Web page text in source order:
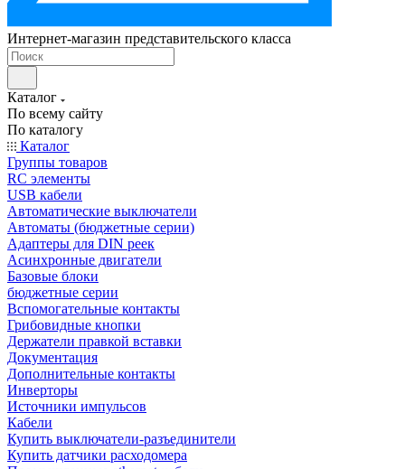
Интернет-магазин представительского класса
Каталог
По всему сайту
По каталогу
Каталог
Группы товаров
RC элементы
USB кабели
Автоматические выключатели
Автоматы (бюджетные серии)
Адаптеры для DIN реек
Асинхронные двигатели
Базовые блоки
бюджетные серии
Вспомогательные контакты
Грибовидные кнопки
Держатели правкой вставки
Документация
Дополнительные контакты
Инверторы
Источники импульсов
Кабели
Купить выключатели-разъединители
Купить датчики расходомера